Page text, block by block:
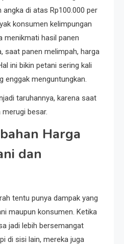
di atas Rp100.000 per
konsumen kelimpungan
menikmati hasil panen
saat panen melimpah, harga
ini bikin petani sering kali
enggak menguntungkan.
taruhannya, karena saat
besar.
Harga
dan
tentu punya dampak yang
maupun konsumen. Ketika
jadi lebih bersemangat
di sisi lain, mereka juga